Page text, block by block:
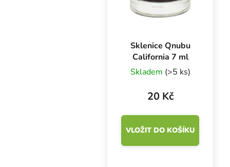
Sklenice Qnubu
California 7 ml
Skladem (>5 ks)
20 Kč
VLOŽIT DO KOŠÍKU